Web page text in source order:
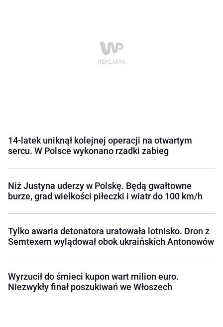
14-latek uniknął kolejnej operacji na otwartym
sercu. W Polsce wykonano rzadki zabieg
Niż Justyna uderzy w Polskę. Będą gwałtowne
burze, grad wielkości piłeczki i wiatr do 100 km/h
Tylko awaria detonatora uratowała lotnisko. Dron z
Semtexem wylądował obok ukraińskich Antonowów
Wyrzucił do śmieci kupon wart milion euro.
Niezwykły finał poszukiwań we Włoszech